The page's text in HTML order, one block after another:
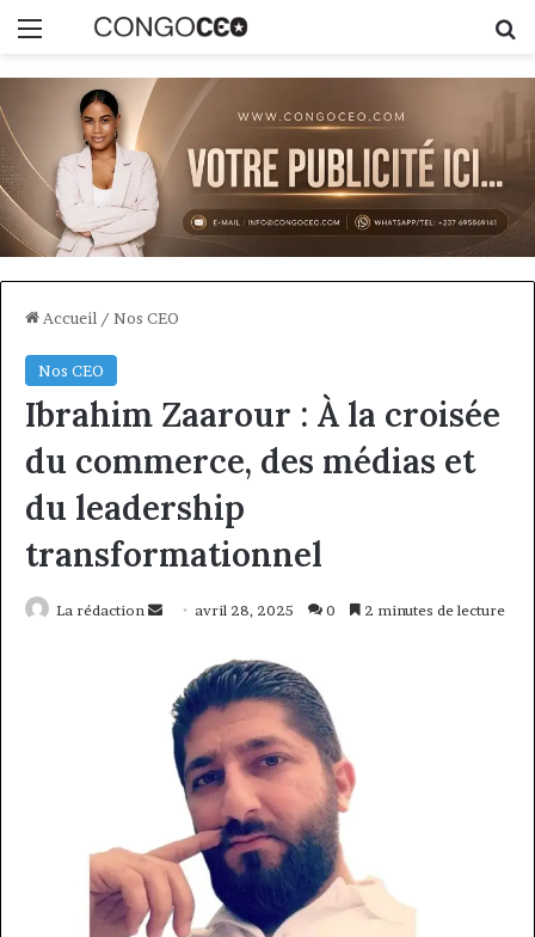
Menu
Accueil / Nos CEO
Nos CEO
Ibrahim Zaarour : À la croisée
du commerce, des médias et
du leadership
transformationnel
La rédaction
Envoyer
courriel
avril 28, 2025 0 2 minutes de lecture